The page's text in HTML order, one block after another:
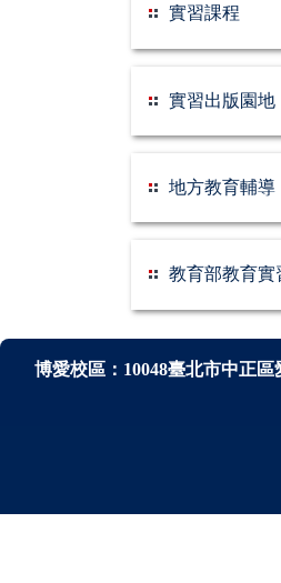
實習課程
實習出版園地
地方教育輔導
教育部教育實
博愛校區： 10048臺北市中正區